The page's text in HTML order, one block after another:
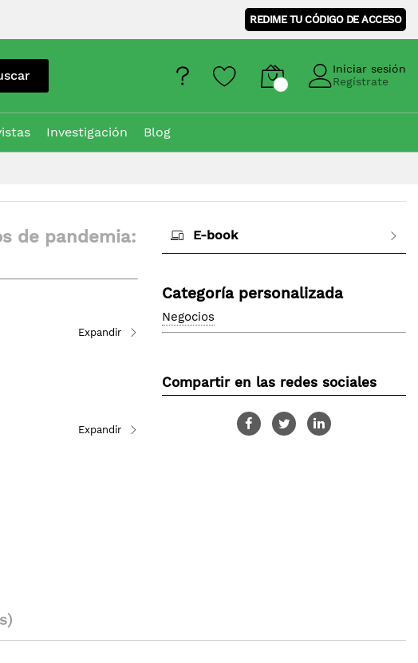
REDIME TU CÓDIGO DE ACCESO
Iniciar sesión
Regístrate
Investigación
Blog
de pandemia:
E-book
Categoría personalizada
Negocios
Compartir en las redes sociales